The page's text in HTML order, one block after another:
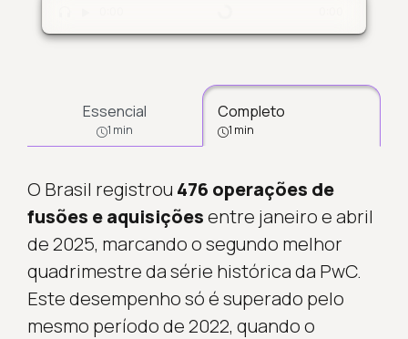
Carregando...
Essencial
1 min
Completo
1 min
O Brasil registrou 476 operações de
fusões e aquisiçõesentre janeiro e abril
de 2025, marcando o segundo melhor
quadrimestre da série histórica da PwC.
Este desempenho só é superado pelo
mesmo período de 2022, quando o